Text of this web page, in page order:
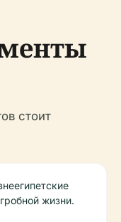
стоит
жизни.